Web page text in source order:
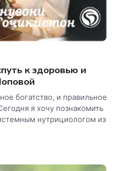
к здоровью и
богатство, и правильное
я хочу поз­накомить
нутрициологом из